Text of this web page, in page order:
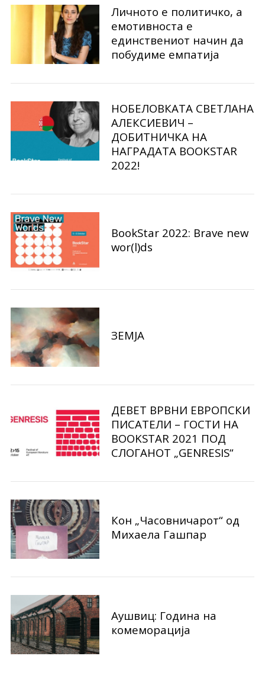
Личното е политичко, а
емотивноста е
единствениот начин да
побудиме емпатија
НОБЕЛОВКАТА СВЕТЛАНА
АЛЕКСИЕВИЧ –
ДОБИТНИЧКА НА
НАГРАДАТА BOOKSTAR
2022!
BookStar 2022: Brave new
wor(l)ds
ЗЕМЈА
ДЕВЕТ ВРВНИ ЕВРОПСКИ
ПИСАТЕЛИ – ГОСТИ НА
BOOKSTAR 2021 ПОД
СЛОГАНОТ „GENRESIS“
Кон „Часовничарот“ од
Михаела Гашпар
Аушвиц: Година на
комеморација
S
a
r
f